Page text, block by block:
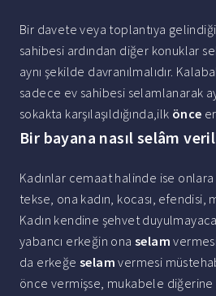
Bir davete veya toplantıya
sahibesi ardından diğer konuklar
aynı şekilde davranılmalıdır.
sadece ev sahibesi selamlanarak
sokakta karşılaşıldığında,ilk önce
Bir bayana nasıl selâm
Kadınlar cemaat halinde ise onlara
tekse, ona kadın, kocası, efendisi,
Kadın kendine şehvet
yabancı erkeğin onaselam
da erkeğeselam vermesi
önce vermişse, mukabele